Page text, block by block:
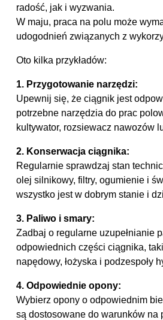
radość, jak i wyzwania.
W maju, praca na polu może
udogodnień związanych z
Oto kilka przykładów:
1. Przygotowanie narzędzi:
Upewnij się, że ciągnik jest
potrzebne narzędzia do prac
kultywator, rozsiewacz nawozów
2. Konserwacja ciągnika:
Regularnie sprawdzaj stan
olej silnikowy, filtry, ogumienie i
wszystko jest w dobrym stanie i
3. Paliwo i smary:
Zadbaj o regularne uzupełnianie
odpowiednich części ciągnika,
napędowy, łożyska i podzespoły
4. Odpowiednie opony:
Wybierz opony o odpowiednim
są dostosowane do warunków na